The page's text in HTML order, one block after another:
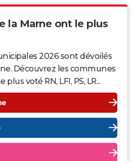
la Marne ont le plus
2026 sont dévoilés
Découvrez les communes
voté RN, LFI, PS, LR...